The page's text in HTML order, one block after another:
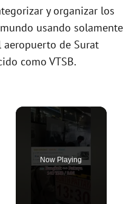
y organizar los
usando solamente
aeropuerto de Surat
como VTSB.
Now Playing